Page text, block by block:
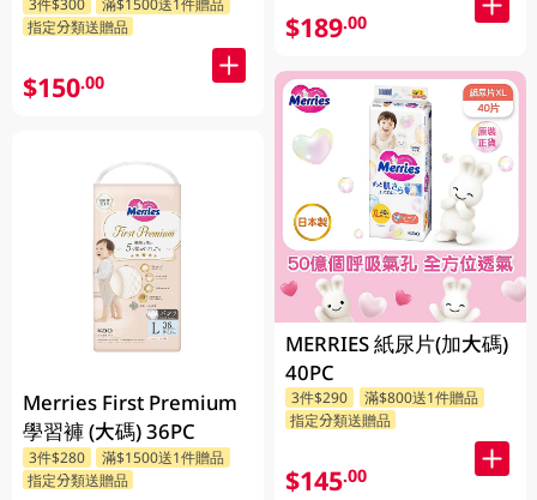
指定分類送贈品
$150.00
Merries First Premium
學習褲 (大碼) 36PC
3件$280
滿$1500送1件贈品
指定分類送贈品
$189.00
MERRIES 紙尿片(加大碼)
40PC
3件$290
滿$800送1件贈品
指定分類送贈品
$145.00